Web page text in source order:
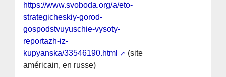
https://www.svoboda.org/a/eto-
strategicheskiy-gorod-
gospodstvuyuschie-vysoty-
reportazh-iz-
kupyanska/33546190.html
(site
américain, en russe)